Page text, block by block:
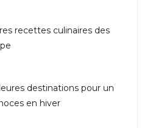
recettes culinaires des
destinations pour un
en hiver